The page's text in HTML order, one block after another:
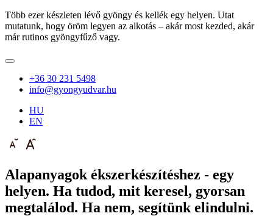
Több ezer készleten lévő gyöngy és kellék egy helyen. Utat
mutatunk, hogy öröm legyen az alkotás – akár most kezded, akár
már rutinos gyöngyfűző vagy.
+36 30 231 5498
info@gyongyudvar.hu
HU
EN
Alapanyagok ékszerkészítéshez - egy
helyen. Ha tudod, mit keresel, gyorsan
megtalálod. Ha nem, segítünk elindulni.